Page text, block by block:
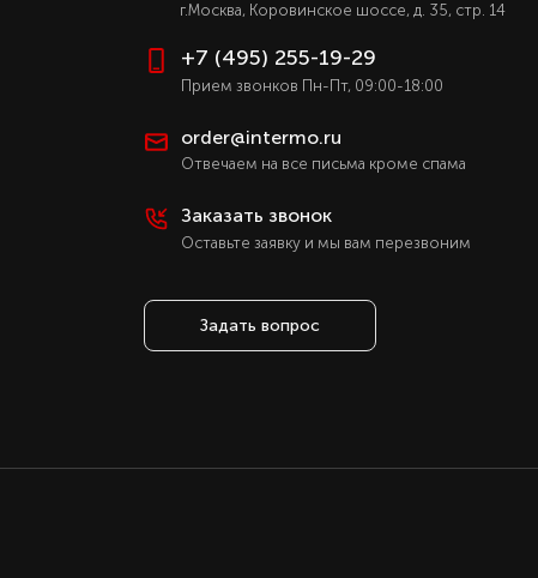
г.Москва, Коровинское шоссе, д. 35, стр. 14
+7 (495) 255-19-29
Прием звонков Пн-Пт, 09:00-18:00
order@intermo.ru
Отвечаем на все письма кроме спама
Заказать звонок
Оставьте заявку и мы вам перезвоним
Задать вопрос